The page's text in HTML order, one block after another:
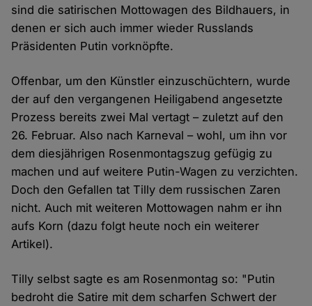
sind die satirischen Mottowagen des Bildhauers, in
denen er sich auch immer wieder Russlands
Präsidenten Putin vorknöpfte.
Offenbar, um den Künstler einzuschüchtern, wurde
der auf den vergangenen Heiligabend angesetzte
Prozess bereits zwei Mal vertagt – zuletzt auf den
26. Februar. Also nach Karneval – wohl, um ihn vor
dem diesjährigen Rosenmontagszug gefügig zu
machen und auf weitere Putin-Wagen zu verzichten.
Doch den Gefallen tat Tilly dem russischen Zaren
nicht. Auch mit weiteren Mottowagen nahm er ihn
aufs Korn (dazu folgt heute noch ein weiterer
Artikel).
Tilly selbst sagte es am Rosenmontag so: "Putin
bedroht die Satire mit dem scharfen Schwert der